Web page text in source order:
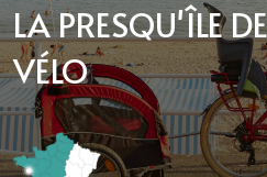
LA PRESQU'ÎLE
VÉLO